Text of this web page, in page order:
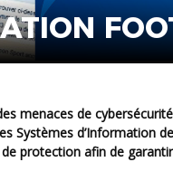
Systèmes d’Information
protection afin de